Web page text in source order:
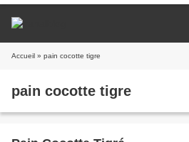
Accueil » pain cocotte tigre
pain cocotte tigre